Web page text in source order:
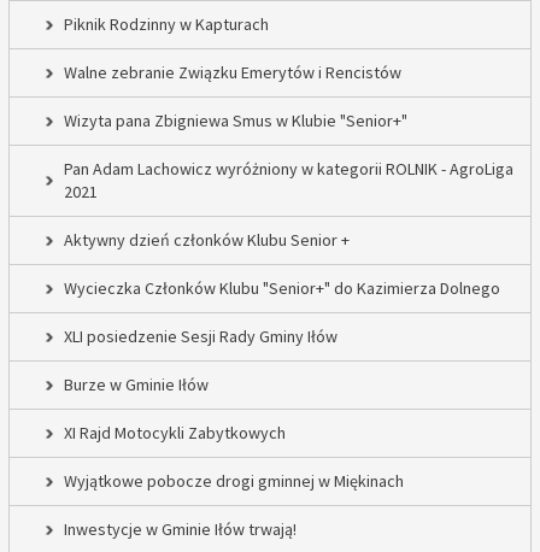
Piknik Rodzinny w Kapturach
Walne zebranie Związku Emerytów i Rencistów
Wizyta pana Zbigniewa Smus w Klubie "Senior+"
Pan Adam Lachowicz wyróżniony w kategorii ROLNIK - AgroLiga
2021
Aktywny dzień członków Klubu Senior +
Wycieczka Członków Klubu "Senior+" do Kazimierza Dolnego
XLI posiedzenie Sesji Rady Gminy Iłów
Burze w Gminie Iłów
XI Rajd Motocykli Zabytkowych
Wyjątkowe pobocze drogi gminnej w Miękinach
Inwestycje w Gminie Iłów trwają!